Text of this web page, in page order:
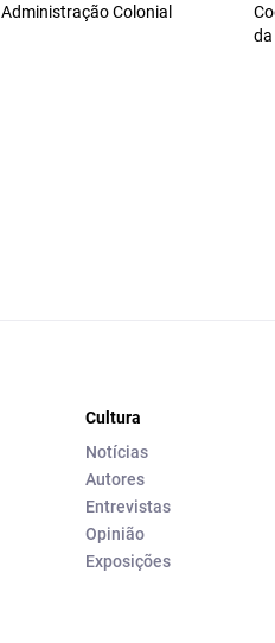
Administração Colonial
Cultura
Notícias
Autores
Entrevistas
Opinião
Exposições